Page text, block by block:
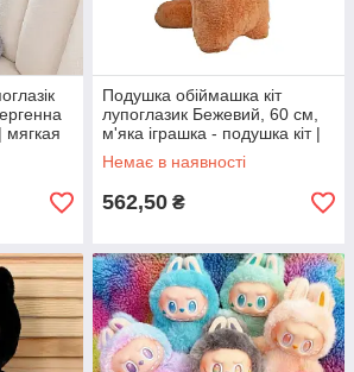
мягкая
Подушка обіймашка кіт
лупоглазик Бежевий, 60 см,
м'яка іграшка - подушка кіт |
игрушка подушка антистресс
Немає в наявності
562,50 ₴